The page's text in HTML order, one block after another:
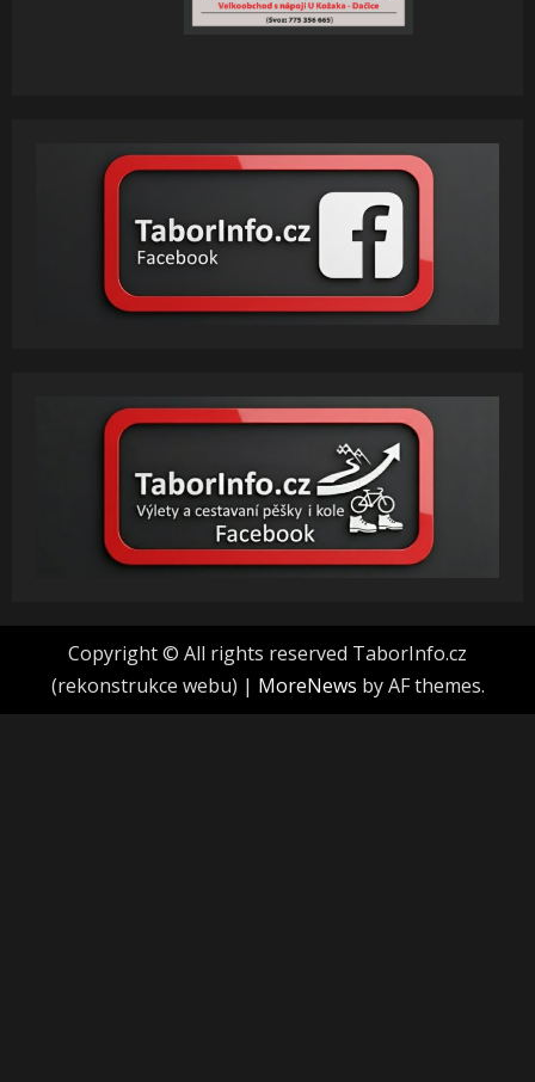
Copyright © All rights reserved TaborInfo.cz
(rekonstrukce webu) | MoreNews by AF themes.